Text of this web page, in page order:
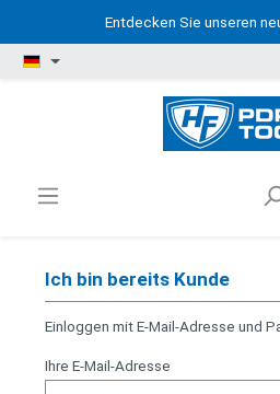
Entdecken Sie unseren
Ich bin bereits Kunde
Einloggen mit E-Mail-Adresse und
Ihre E-Mail-Adresse